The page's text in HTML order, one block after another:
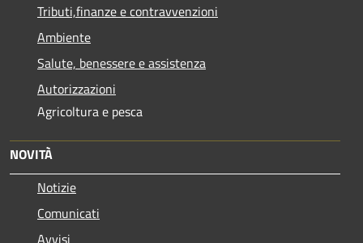
Tributi,finanze e contravvenzioni
Ambiente
Salute, benessere e assistenza
Autorizzazioni
Agricoltura e pesca
NOVITÀ
Notizie
Comunicati
Avvisi